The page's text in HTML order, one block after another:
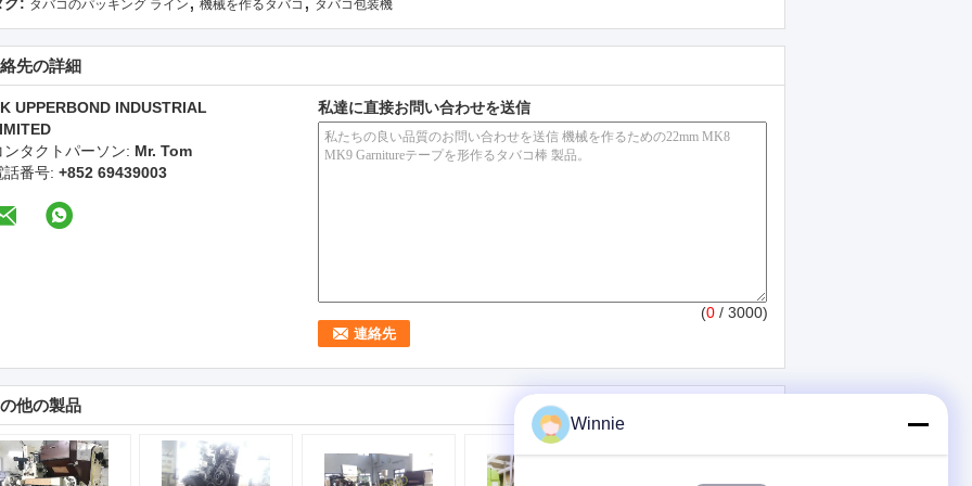
タバコのパッキング ライン 機械を作るタバコ タバコ包装機
先の詳細
UPPERBOND INDUSTRIAL
ンタクトパーソン: Mr. Tom
話番号: +852 69439003
私達に直接お問い合わせを送信
(0 / 3000)
他の製品
Winnie